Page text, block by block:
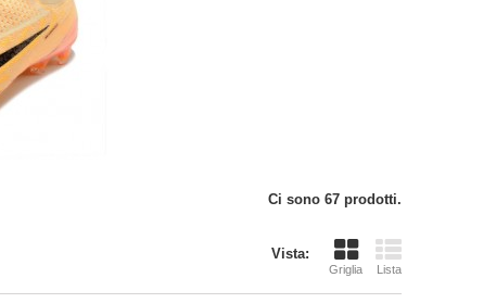
Ci sono 67 prodotti.
Vista:
Griglia Lista